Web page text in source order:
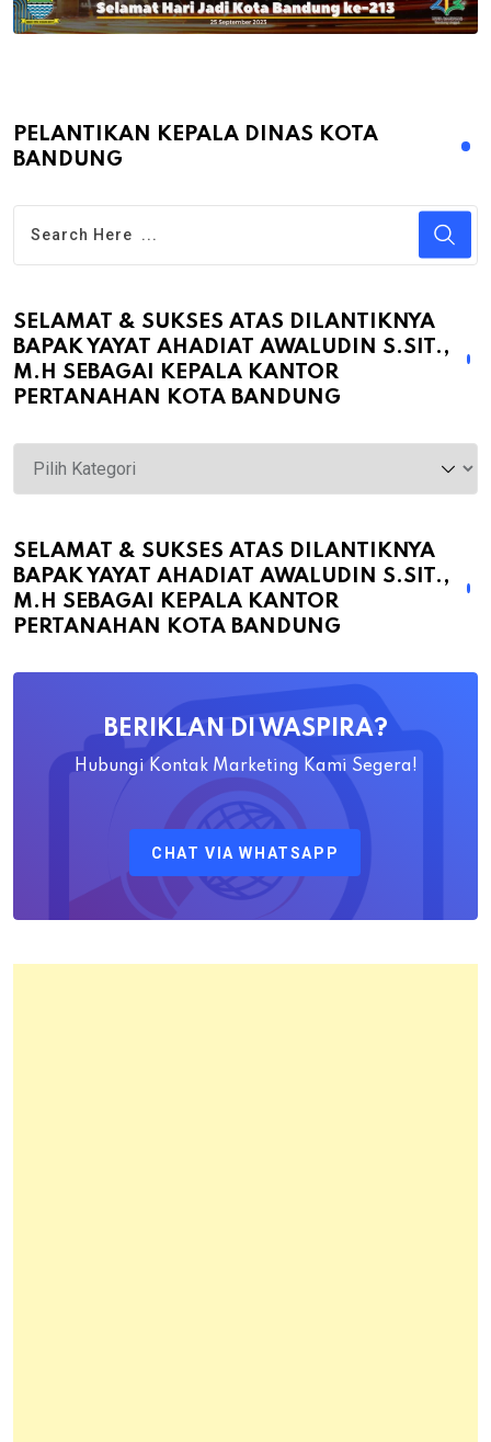
PELANTIKAN KEPALA DINAS KOTA
BANDUNG
SELAMAT & SUKSES ATAS DILANTIKNYA
BAPAK YAYAT AHADIAT AWALUDIN S.SIT.,
M.H SEBAGAI KEPALA KANTOR
PERTANAHAN KOTA BANDUNG
atas
Dilantiknya
Bapak
Ahadiat
Pertanahan
Kota
SELAMAT & SUKSES ATAS DILANTIKNYA
BAPAK YAYAT AHADIAT AWALUDIN S.SIT.,
M.H SEBAGAI KEPALA KANTOR
PERTANAHAN KOTA BANDUNG
BERIKLAN DI WASPIRA?
Hubungi Kontak Marketing Kami Segera!
CHAT VIA WHATSAPP